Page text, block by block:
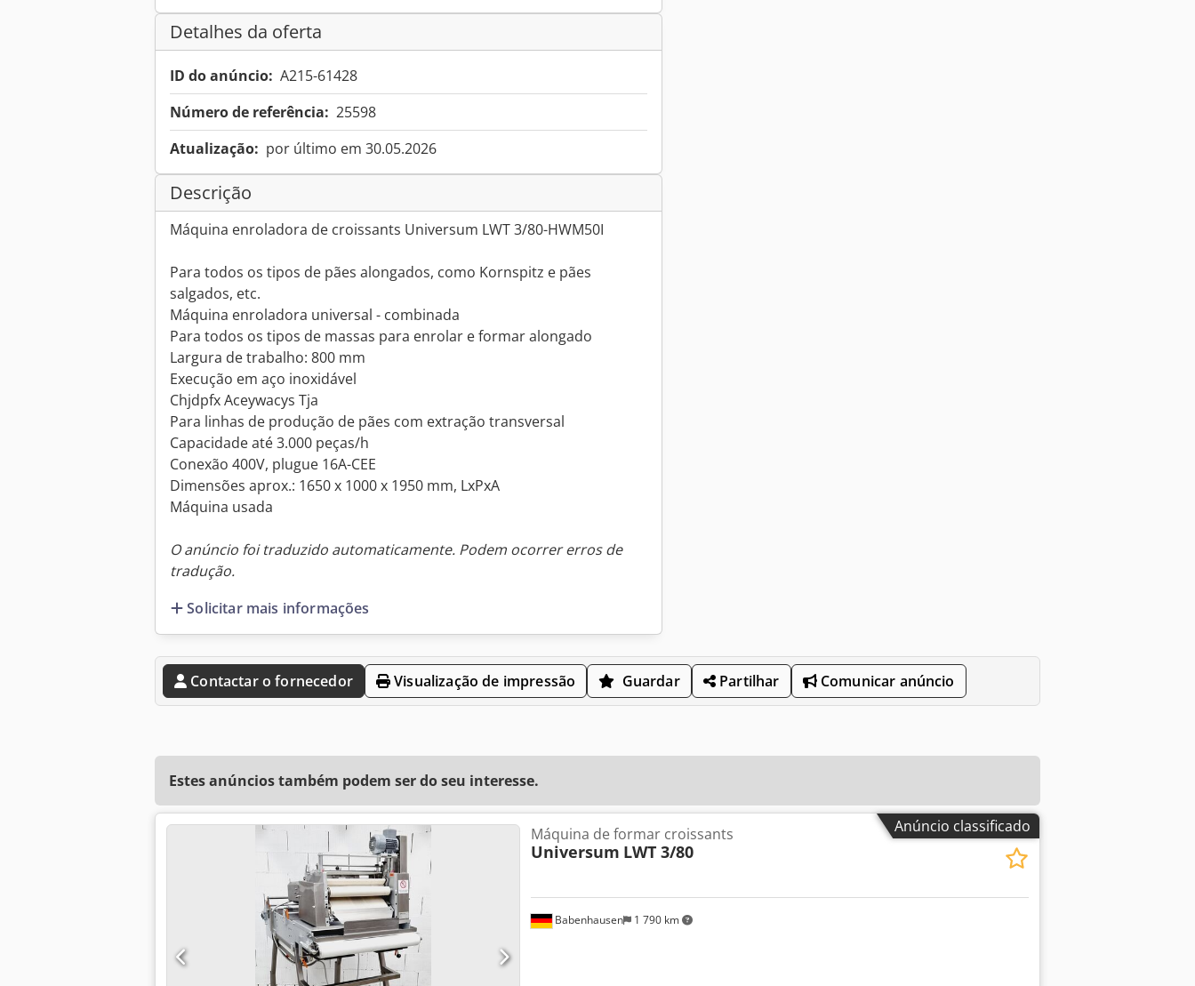
Detalhes da oferta
ID do anúncio: A215-61428
Número de referência: 25598
Atualização: por último em 30.05.2026
Descrição
Máquina enroladora de croissants Universum LWT 3/80-HWM50I
Para todos os tipos de pães alongados, como Kornspitz e pães
salgados, etc.
Máquina enroladora universal - combinada
Para todos os tipos de massas para enrolar e formar alongado
Largura de trabalho: 800 mm
Execução em aço inoxidável
Chjdpfx Aceywacys Tja
Para linhas de produção de pães com extração transversal
Capacidade até 3.000 peças/h
Conexão 400V, plugue 16A-CEE
Dimensões aprox.: 1650 x 1000 x 1950 mm, LxPxA
Máquina usada
O anúncio foi traduzido automaticamente. Podem ocorrer erros de
tradução.
Solicitar mais informações
Contactar o fornecedor Visualização de impressão Guardar Partilhar Comunicar anúncio
Estes anúncios também podem ser do seu interesse.
Anúncio classificado
Babenhausen 1 790 km
Máquina de formar croissants
Universum LWT 3/80